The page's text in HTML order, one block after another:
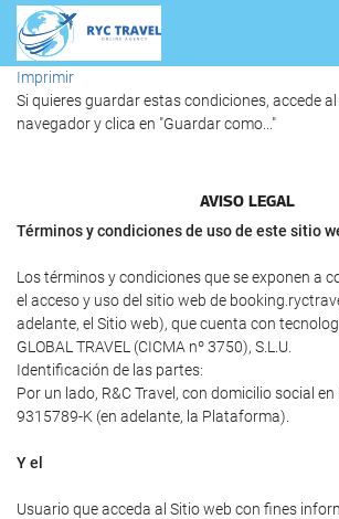
Imprimir
Si quieres guardar estas condiciones, accede
navegador y clica en "Guardar como..."
AVISO LEGAL
Términos y condiciones de uso de este sitio
Los términos y condiciones que se exponen a
el acceso y uso del sitio web de
adelante, el Sitio web), que cuenta con
GLOBAL TRAVEL (CICMA nº 3750), S.L.U.
Identificación de las partes:
Por un lado, R&C Travel, con domicilio social
9315789-K (en adelante, la Plataforma).
Y el
Usuario que acceda al Sitio web con fines